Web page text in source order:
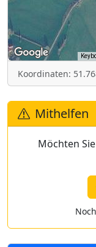
Koordinaten:
Mithelfen
Möchten